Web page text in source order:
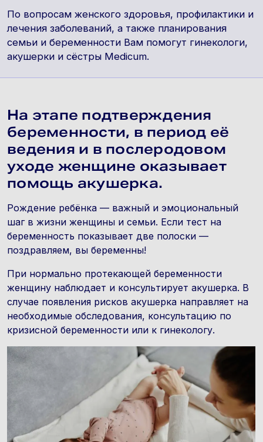
По вопросам женского здоровья, профилактики и
лечения заболеваний, а также планирования
семьи и беременности Вам помогут гинекологи,
акушерки и сёстры Medicum.
На этапе подтверждения
беременности, в период её
ведения и в послеродовом
уходе женщине оказывает
помощь акушерка.
Рождение ребёнка — важный и эмоциональный
шаг в жизни женщины и семьи. Если тест на
беременность показывает две полоски —
поздравляем, вы беременны!
При нормально протекающей беременности
женщину наблюдает и консультирует акушерка. В
случае появления рисков акушерка направляет на
необходимые обследования, консультацию по
кризисной беременности или к гинекологу.